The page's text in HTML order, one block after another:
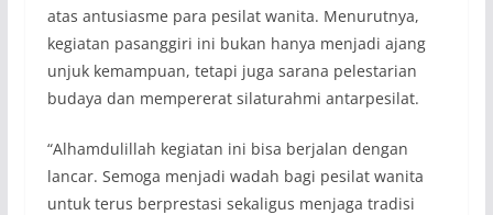
atas antusiasme para pesilat wanita. Menurutnya,
kegiatan pasanggiri ini bukan hanya menjadi ajang
unjuk kemampuan, tetapi juga sarana pelestarian
budaya dan mempererat silaturahmi antarpesilat.
“Alhamdulillah kegiatan ini bisa berjalan dengan
lancar. Semoga menjadi wadah bagi pesilat wanita
untuk terus berprestasi sekaligus menjaga tradisi